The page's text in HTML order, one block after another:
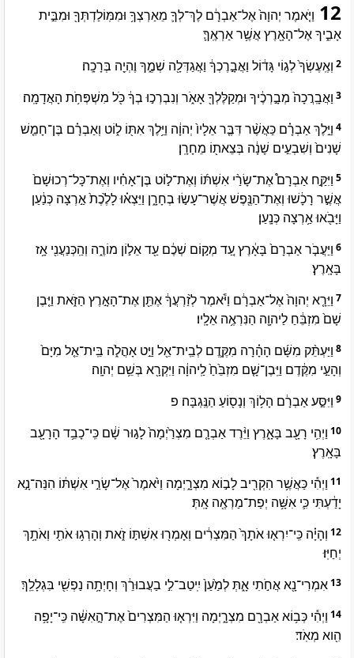
12 וַיֹּ֤אמֶר יְהוָה֙ אֶל־אַבְרָ֔ם לֶךְ־לְךָ֛ מֵאַרְצְךָ֥ וּמִמּֽוֹלַדְתְּךָ֖ וּמִבֵּ֣ית
אָבִ֑יךָ אֶל־הָאָ֖רֶץ אֲשֶׁ֥ר אַרְאֶֽךָּ׃
2 וְאֶֽעֶשְׂךָ֙ לְג֣וֹי גָּד֔וֹל וַאֲבָ֣רֶכְךָ֔ וַאֲגַדְּלָ֖ה שְׁמֶ֑ךָ וֶהְיֵ֖ה בְּרָכָֽה׃
3 וַאֲבָֽרֲכָה֙ מְבָ֣רְכֶ֔יךָ וּמְקַלֶּלְךָ֖ אָאֹ֑ר וְנִבְרְכ֣וּ בְךָ֔ כֹּ֖ל מִשְׁפְּחֹ֥ת הָאֲדָמָֽה׃
4 וַיֵּ֣לֶךְ אַבְרָ֗ם כַּאֲשֶׁ֨ר דִּבֶּ֤ר אֵלָיו֙ יְהוָ֔ה וַיֵּ֥לֶךְ אִתּ֖וֹ ל֑וֹט וְאַבְרָ֗ם בֶּן־חָמֵ֤שׁ
שָׁנִים֙ וְשִׁבְעִ֣ים שָׁנָ֔ה בְּצֵאת֖וֹ מֵחָרָֽן׃
5 וַיִּקַּ֣ח אַבְרָם֩ אֶת־שָׂרַ֨י אִשְׁתּ֜וֹ וְאֶת־ל֣וֹט בֶּן־אָחִ֗יו וְאֶת־כָּל־רְכוּשָׁם֙
אֲשֶׁ֣ר רָכָ֔שׁוּ וְאֶת־הַנֶּ֖פֶשׁ אֲשֶׁר־עָשׂ֣וּ בְחָרָ֑ן וַיֵּצְא֗וּ לָלֶ֙כֶת֙ אַ֣רְצָה כְּנַ֔עַן
וַיָּבֹ֖אוּ אַ֥רְצָה כְּנָֽעַן׃
6 וַיַּעֲבֹ֤ר אַבְרָם֙ בָּאָ֔רֶץ עַ֚ד מְק֣וֹם שְׁכֶ֔ם עַ֖ד אֵל֣וֹן מוֹרֶ֑ה וְהַֽכְּנַעֲנִ֖י אָ֥ז
בָּאָֽרֶץ׃
7 וַיֵּרָ֤א יְהוָה֙ אֶל־אַבְרָ֔ם וַיֹּ֕אמֶר לְזַ֨רְעֲךָ֔ אֶתֵּ֖ן אֶת־הָאָ֣רֶץ הַזֹּ֑את וַיִּ֤בֶן
שָׁם֙ מִזְבֵּ֔חַ לַיהוָ֖ה הַנִּרְאֶ֥ה אֵלָֽיו׃
8 וַיַּעְתֵּ֨ק מִשָּׁ֜ם הָהָ֗רָה מִקֶּ֛דֶם לְבֵֽית־אֵ֖ל וַיֵּ֣ט אָהֳלֹ֑ה בֵּֽית־אֵ֤ל מִיָּם֙
וְהָעַ֣י מִקֶּ֔דֶם וַיִּֽבֶן־שָׁ֤ם מִזְבֵּ֙חַ֙ לַֽיהוָ֔ה וַיִּקְרָ֖א בְּשֵׁ֥ם יְהוָֽה׃
9 וַיִּסַּ֣ע אַבְרָ֔ם הָל֥וֹךְ וְנָס֖וֹעַ הַנֶּֽגְבָּה׃ פ
10 וַיְהִ֥י רָעָ֖ב בָּאָ֑רֶץ וַיֵּ֨רֶד אַבְרָ֤ם מִצְרַ֙יְמָה֙ לָג֣וּר שָׁ֔ם כִּֽי־כָבֵ֥ד הָרָעָ֖ב
בָּאָֽרֶץ׃
11 וַיְהִ֕י כַּאֲשֶׁ֥ר הִקְרִ֖יב לָב֣וֹא מִצְרָ֑יְמָה וַיֹּ֙אמֶר֙ אֶל־שָׂרַ֣י אִשְׁתּ֔וֹ הִנֵּה־נָ֣א
יָדַ֔עְתִּי כִּ֛י אִשָּׁ֥ה יְפַת־מַרְאֶ֖ה אָֽתְּ׃
12 וְהָיָ֗ה כִּֽי־יִרְא֤וּ אֹתָךְ֙ הַמִּצְרִ֔ים וְאָמְר֖וּ אִשְׁתּ֣וֹ זֹ֑את וְהָרְג֥וּ אֹתִ֖י וְאֹתָ֥ךְ
יְחַיּֽוּ׃
13אִמְרִי־נָ֖א אֲחֹ֣תִי אָ֑תְּ לְמַ֙עַן֙ יִֽיטַב־לִ֣י בַעֲבוּרֵ֔ךְ וְחָיְתָ֥ה נַפְשִׁ֖י בִּגְלָלֵֽךְ׃
14 וַיְהִ֕י כְּב֥וֹא אַבְרָ֖ם מִצְרָ֑יְמָה וַיִּרְא֤וּ הַמִּצְרִים֙ אֶת־הָ֣אִשָּׁ֔ה כִּֽי־יָפָ֥ה
הִ֖וא מְאֹֽד׃